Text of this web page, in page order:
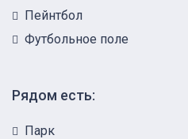
Пейнтбол
Футбольное поле
Рядом есть:
Парк